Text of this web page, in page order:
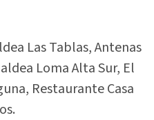
Las Tablas, Antenas
Loma Alta Sur, El
Restaurante Casa